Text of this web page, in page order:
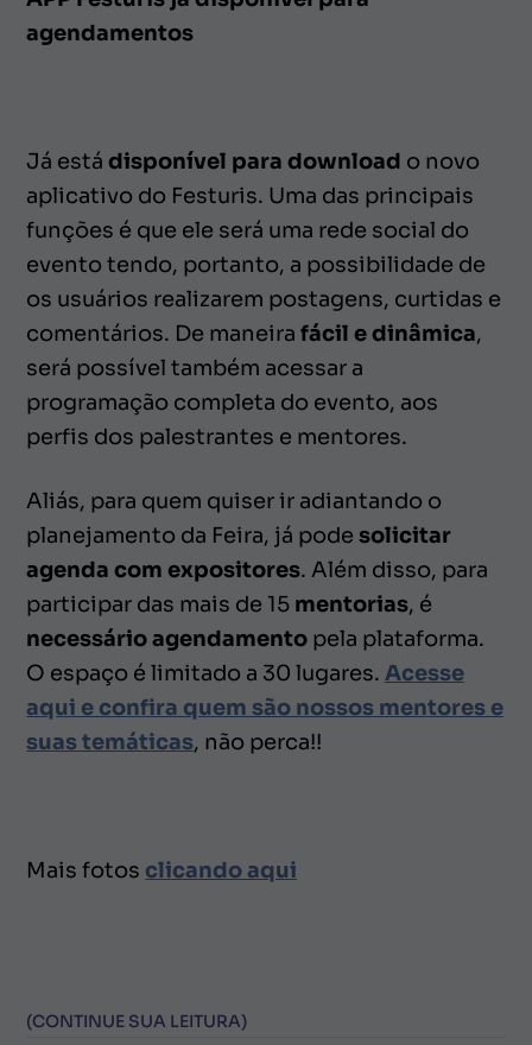
agendamentos
Já estádisponível para download o novo
aplicativo do Festuris. Uma das principais
funções é que ele será uma rede social do
evento tendo, portanto, a possibilidade de
os usuários realizarem postagens, curtidas e
comentários. De maneirafácil e dinâmica,
será possível também acessar a
programação completa do evento, aos
perfis dos palestrantes e mentores.
Aliás, para quem quiser ir adiantando o
planejamento da Feira, já pode solicitar
agenda com expositores. Além disso, para
participar das mais de 15 mentorias, é
necessário agendamento pela plataforma.
O espaço é limitado a 30 lugares. Acesse
aqui e confira quem são nossos mentores e
suas temáticas, não perca!!
Mais fotos clicando aqui
(CONTINUE SUA LEITURA)